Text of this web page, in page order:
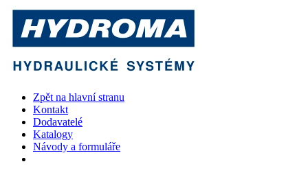
Zpět na hlavní stranu
Kontakt
Dodavatelé
Katalogy
Návody a formuláře